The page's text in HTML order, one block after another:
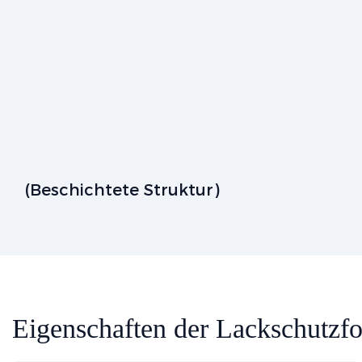
(Beschichtete Struktur)
Eigenschaften der